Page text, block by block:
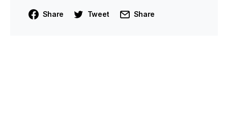
Share Tweet Share